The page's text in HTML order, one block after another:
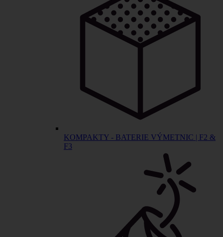
KOMPAKTY - BATERIE VÝMETNIC | F2 &
F3